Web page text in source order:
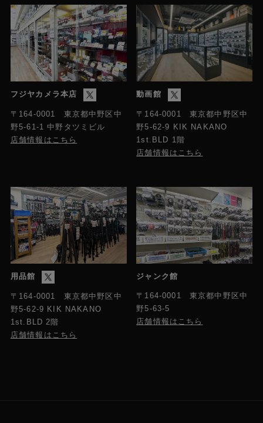
フジヤカメラ本店
〒164-0001 東京都中野区中
野5-61-1 中野タツミビル
店舗情報はこちら
動画館
〒164-0001 東京都中野区中
野5-62-9 KIK NAKANO
1st.BLD 1階
店舗情報はこちら
用品館
〒164-0001 東京都中野区中
野5-62-9 KIK NAKANO
1st.BLD 2階
店舗情報はこちら
ジャンク館
〒164-0001 東京都中野区中
野5-63-5
店舗情報はこちら